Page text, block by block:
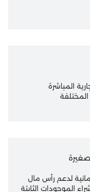
المباشرة
لدعم رأس مال
الموجودات الثابتة